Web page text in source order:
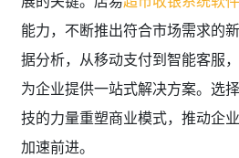
能力，不断推出符合市场需求的
据分析，从移动支付到智能客服
为企业提供一站式解决方案。选
技的力量重塑商业模式，推动企
加速前进。